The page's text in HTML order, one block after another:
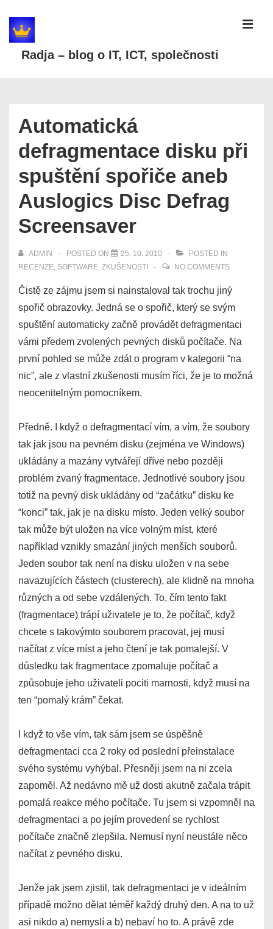
Skip
Radja – blog o IT, ICT, společnosti
Automatická
defragmentace disku při
spuštění spořiče aneb
Auslogics Disc Defrag
Screensaver
ADMIN POSTED ON 25. 10. 2010
POSTED IN
RECENZE, SOFTWARE, ZKUŠENOSTI NO COMMENTS
Čistě ze zájmu jsem si nainstaloval tak trochu jiný
spořič obrazovky. Jedná se o spořič, který se svým
spuštění automaticky začně provádět defragmentaci
vámi předem zvolených pevných disků počítače. Na
první pohled se může zdát o program v kategorii “na
nic”, ale z vlastní zkušenosti musím říci, že je to možná
neocenitelným pomocníkem.
Předně. I když o defragmentací vím, a vím, že soubory
tak jak jsou na pevném disku (zejména ve Windows)
ukládány a mazány vytvářejí dříve nebo později
problém zvaný fragmentace. Jednotlivé soubory jsou
totiž na pevný disk ukládány od “začátku” disku ke
“konci” tak, jak je na disku místo. Jeden velký soubor
tak může být uložen na více volným míst, které
například vznikly smazání jiných menších souborů.
Jeden soubor tak není na disku uložen v na sebe
navazujících částech (clusterech), ale klidně na mnoha
různých a od sebe vzdálených. To, čím tento fakt
(fragmentace) trápí uživatele je to, že počítač, když
chcete s takovýmto souborem pracovat, jej musí
načítat z více míst a jeho čtení je tak pomalejší. V
důsledku tak fragmentace zpomaluje počítač a
způsobuje jeho uživateli pociti marnosti, když musí na
ten “pomalý krám” čekat.
I když to vše vím, tak sám jsem se úspěšně
defragmentaci cca 2 roky od poslední přeinstalace
svého systému vyhýbal. Přesněji jsem na ni zcela
zapoměl. Až nedávno mě už dosti akutně začala trápit
pomalá reakce mého počítače. Tu jsem si vzpomněl na
defragmentaci a po jejím provedení se rychlost
počítače značně zlepšila. Nemusí nyní neustále něco
načítat z pevného disku.
Jenže jak jsem zjistil, tak defragmentaci je v ideálním
případě možno dělat téměř každý druhý den. A na to už
asi nikdo a) nemyslí a b) nebaví ho to. A právě zde